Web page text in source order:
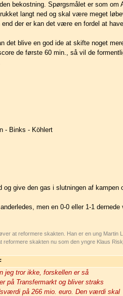
bekostning. Spørgsmålet er som om
langt ned og skal være meget
der er kan det være en fordel at
det blive en god ide at skifte noget
de første 60 min., så vil de
- Binks - Köhlert
og give den gas i slutningen af
men en 0-0 eller 1-1
at reformere skakten. Han er en ung Martin
reformere skakten nu som den yngre Klaus
jeg tror ikke, forskellen er så
på Transfermarkt og bliver straks
på 266 mio. euro. Den værdi skal